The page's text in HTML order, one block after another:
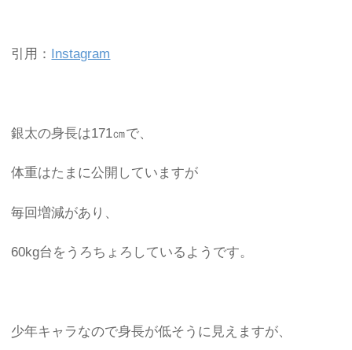
引用： Instagram
銀太の身長は171㎝で、
体重はたまに公開していますが
毎回増減があり、
60kg台をうろちょろしているようです。
少年キャラなので身長が低そうに見えますが、